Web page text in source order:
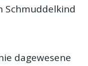
Schmuddelkind
dagewesene